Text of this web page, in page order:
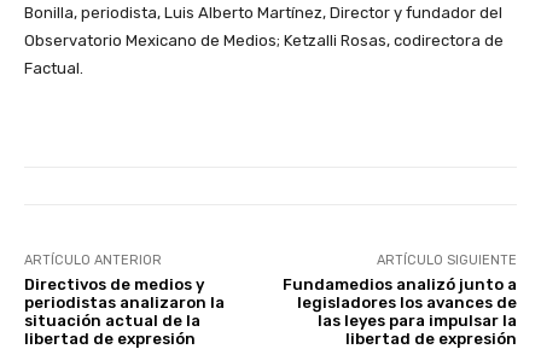
Bonilla, periodista, Luis Alberto Martínez, Director y fundador del
Observatorio Mexicano de Medios; Ketzalli Rosas, codirectora de
Factual.
ARTÍCULO ANTERIOR
Directivos de medios y
periodistas analizaron la
situación actual de la
libertad de expresión
ARTÍCULO SIGUIENTE
Fundamedios analizó junto a
legisladores los avances de
las leyes para impulsar la
libertad de expresión